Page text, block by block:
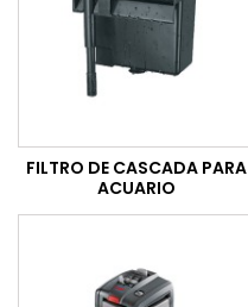
FILTRO DE CASCADA PARA
ACUARIO